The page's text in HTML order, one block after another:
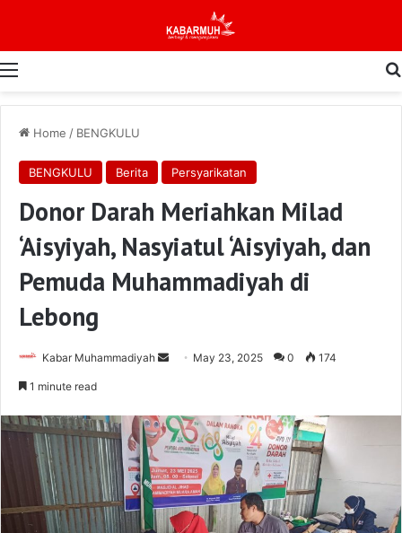
Menu
Home / BENGKULU
BENGKULU Berita Persyarikatan
Donor Darah Meriahkan Milad
‘Aisyiyah, Nasyiatul ‘Aisyiyah, dan
Pemuda Muhammadiyah di
Lebong
Kabar Muhammadiyah
Send May 23, 2025 0 174
1 minute read